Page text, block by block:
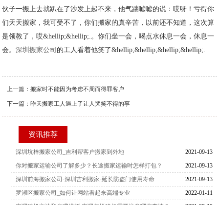
伙子一搬上去就趴在了沙发上起不来，他气踹嘘嘘的说：哎呀！亏得你
们天天搬家，我可受不了，你们搬家的真辛苦，以前还不知道，这次算
是领教了，哎&hellip;&hellip;.。你们坐一会，喝点水休息一会，休息一
会。深圳搬家公司 的工人看着他笑了&hellip;&hellip;&hellip;&hellip;.
上一篇：搬家时不能因为考虑不周而得罪客户
下一篇：昨天搬家工人遇上了让人哭笑不得的事
资讯推荐
2021-09-13
深圳坑梓搬家公司_吉利帮客户搬家到外地
2021-09-13
你对搬家运输公司了解多少？长途搬家运输时怎样打包？
2021-09-13
深圳前海搬家公司-深圳吉利搬家-延长防盗门使用寿命
2022-01-11
罗湖区搬家公司_如何让网站看起来高端专业